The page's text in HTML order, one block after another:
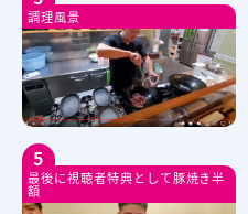
調理風景
5
最後に視聴者特典として豚焼き半
額